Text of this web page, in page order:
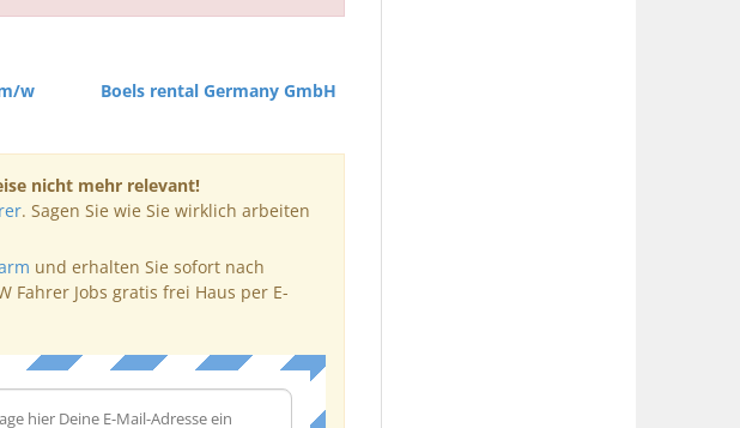
w Boels rental Germany GmbH
nicht mehr relevant!
. Sagen Sie wie Sie wirklich arbeiten
und erhalten Sie sofort nach
Fahrer Jobs gratis frei Haus per E-